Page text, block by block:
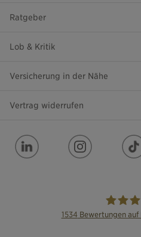
Ratgeber
Lob & Kritik
Versicherung in der Nähe
Vertrag widerrufen
1534 Bewertungen